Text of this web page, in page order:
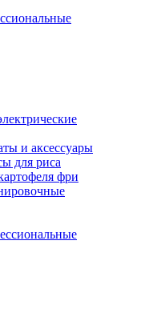
и аксессуары
для риса
фри